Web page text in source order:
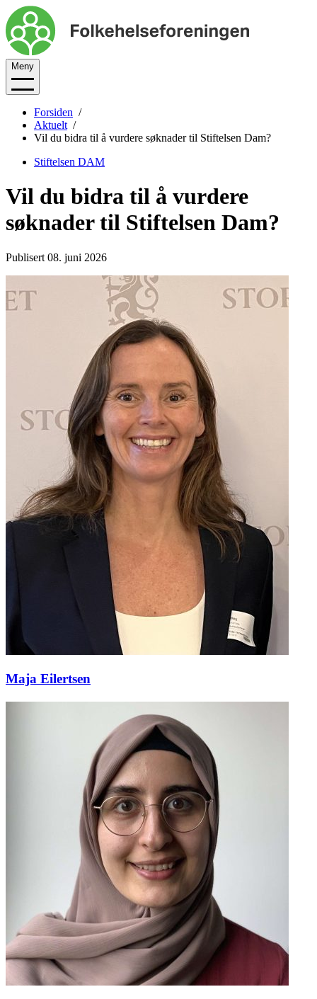
Meny
Forsiden
Aktuelt
Vil du bidra til å vurdere søknader til Stiftelsen Dam?
Stiftelsen DAM
Vil du bidra til å vurdere
søknader til Stiftelsen Dam?
Publisert 08. juni 2026
Maja Eilertsen